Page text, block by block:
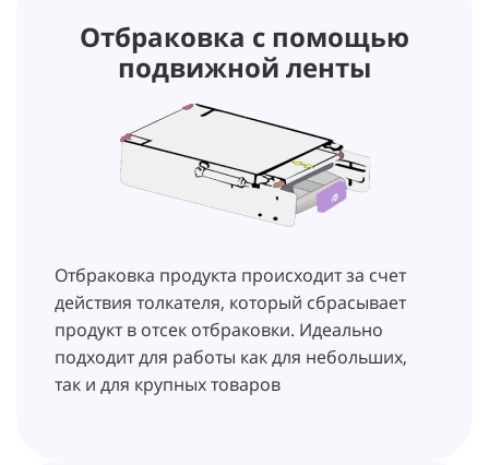
Отбраковка с помощью
подвижной ленты
Отбраковка продукта происходит за счет
действия толкателя, который сбрасывает
продукт в отсек отбраковки. Идеально
подходит для работы как для небольших,
так и для крупных товаров